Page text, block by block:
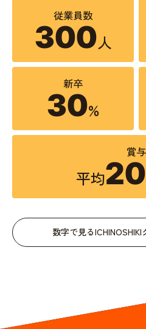
数字で見るICHINOSHIKI
従業員数
300人
新卒
30%
賞与
平均